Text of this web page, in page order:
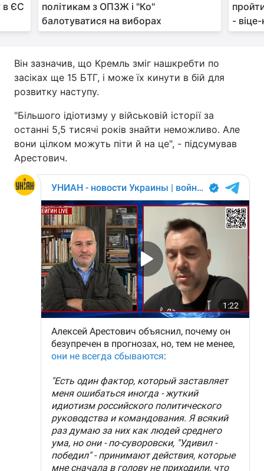
в ЄС
політикам з ОПЗЖ і "Ко"
балотуватися на виборах
-
Він зазначив, що Кремль зміг нашкребти по
засіках ще 15 БТГ, і може їх кинути в бій для
розвитку наступу.
"Більшого ідіотизму у військовій історії за
останні 5,5 тисячі років знайти неможливо. Але
вони цілком можуть піти й на це", - підсумував
Арестович.